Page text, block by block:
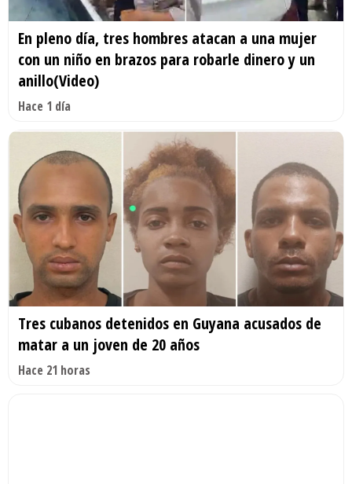
En pleno día, tres hombres atacan a una mujer
con un niño en brazos para robarle dinero y un
anillo(Video)
Hace 1 día
Tres cubanos detenidos en Guyana acusados de
matar a un joven de 20 años
Hace 21 horas